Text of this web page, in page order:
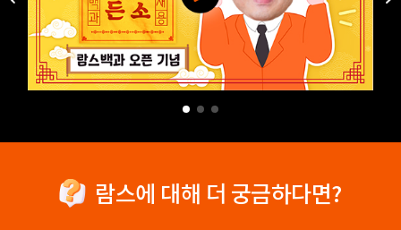
람스에 대해 더 궁금하다면?